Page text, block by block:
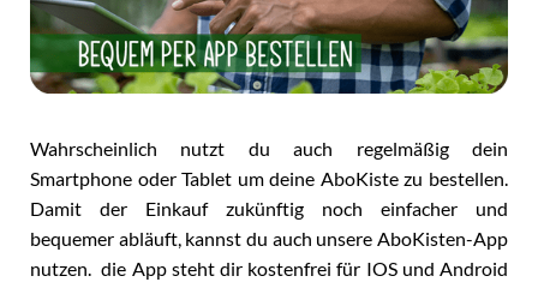
Wahrscheinlich nutzt du auch regelmäßig dein
Smartphone oder Tablet um deine AboKiste zu bestellen.
Damit der Einkauf zukünftig noch einfacher und
bequemer abläuft, kannst du auch unsere AboKisten-App
nutzen. die App steht dir kostenfrei für IOS und Android